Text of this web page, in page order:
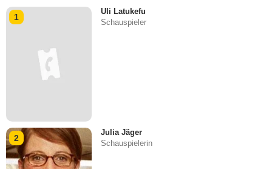
1
Uli Latukefu
Schauspieler
2
Julia Jäger
Schauspielerin